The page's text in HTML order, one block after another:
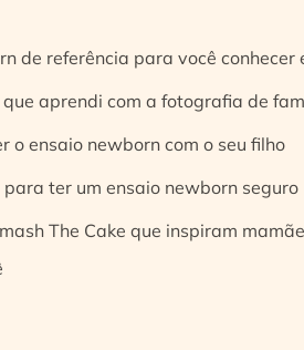
de referência para você conhecer
aprendi com a fotografia de
o ensaio newborn com o seu filho
ter um ensaio newborn seguro
The Cake que inspiram